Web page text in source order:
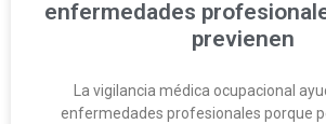
enfermedades
previenen
La vigilancia médica ocupacional
enfermedades profesionales porque